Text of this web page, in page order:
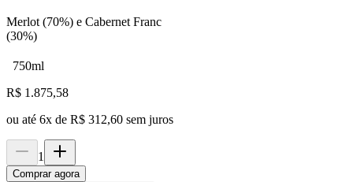
Merlot (70%) e Cabernet Franc
(30%)
750ml
R$ 1.875,58
ou até 6x de R$ 312,60 sem juros
1
Comprar agora